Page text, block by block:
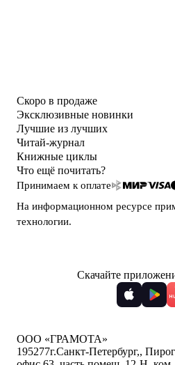
Скоро в продаже
Эксклюзивные новинки
Лучшие из лучших
Читай-журнал
Книжные циклы
Что ещё почитать?
Принимаем к оплате
На информационном ресурсе
технологии.
Скачайте
ООО «ГРАМОТА»
195277г.Санкт-Петербург,,